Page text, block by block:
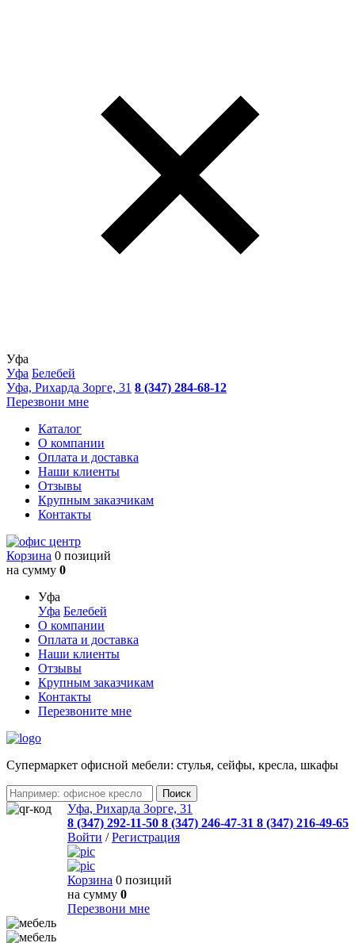
Уфа
Уфа Белебей
Уфа, Рихарда Зорге, 31 8 (347) 284-68-12
Перезвони мне
Каталог
О компании
Оплата и доставка
Наши клиенты
Отзывы
Крупным заказчикам
Контакты
Корзина 0 позиций
на сумму 0
Уфа
Уфа Белебей
О компании
Оплата и доставка
Наши клиенты
Отзывы
Крупным заказчикам
Контакты
Перезвоните мне
Cупермаркет офисной мебели: стулья, сейфы, кресла, шкафы
Уфа, Рихарда Зорге, 31
8 (347) 292-11-50 8 (347) 246-47-31 8 (347) 216-49-65
Войти /Регистрация
Корзина 0 позиций
на сумму 0
Перезвони мне